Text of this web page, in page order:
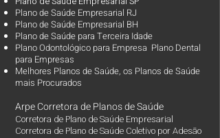
Plano de Saúde Empresarial RJ
Plano de Saúde Empresarial BH
Plano de Saúde para Terceira Idade
Plano Odontológico para Empresa Plano Dental
para Empresas
Melhores Planos de Saúde, os Planos de Saúde
mais Procurados​
Arpe Corretora de Planos de Saúde
Corretora de Plano de Saúde Empresarial
Corretora de Plano de Saúde Coletivo por Adesão